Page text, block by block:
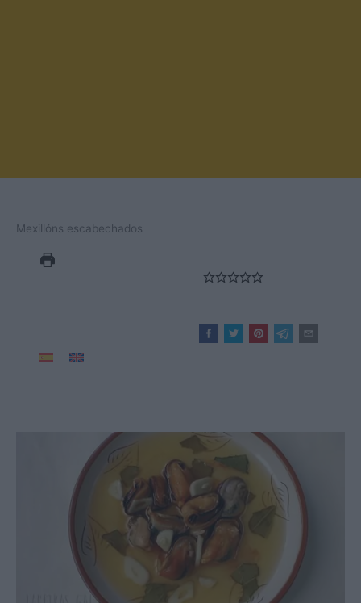
Mexillóns escabechados